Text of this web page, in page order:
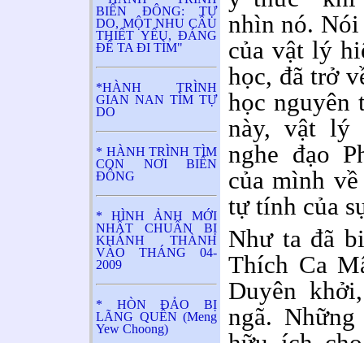
BIỂN ĐÔNG: TỰ
DO, MỘT NHU CẦU
THIẾT YẾU, ĐÁNG
ĐỂ TA ĐI TÌM"
*HÀNH TRÌNH
GIAN NAN TÌM TỰ
DO
* HÀNH TRÌNH TÌM
CON NƠI BIỂN
ĐÔNG
* HÌNH ẢNH MỚI
NHẤT CHUẨN BỊ
KHÁNH THÀNH
VÀO THÁNG 04-
2009
* HÒN ĐẢO BỊ
LÃNG QUÊN (Meng
Yew Choong)
nhìn nó.
của vật lý
học, đã trở
học nguyên
này, vật lý
nghe đạo
của mình
tự tính của
Như ta đã
Thích Ca
Duyên
ngã.